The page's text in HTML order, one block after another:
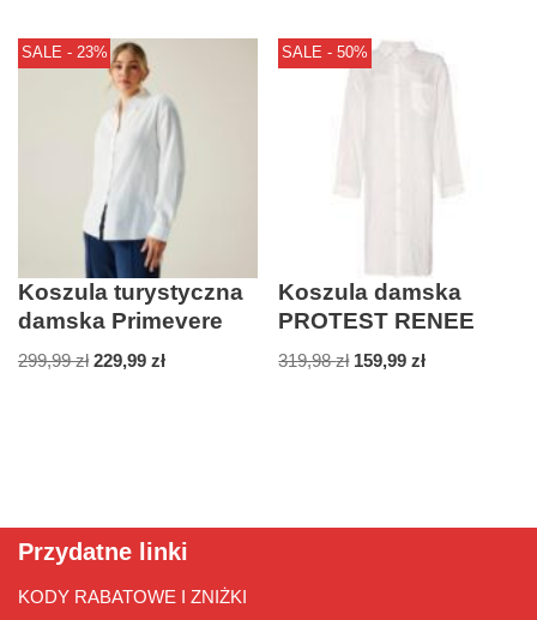
SALE - 23%
Koszula turystyczna
damska Primevere
299,99zł 229,99 zł
SALE - 50%
Koszula damska
PROTEST RENEE
319,98zł 159,99zł
Przydatne linki
KODY RABATOWE I ZNIŻKI